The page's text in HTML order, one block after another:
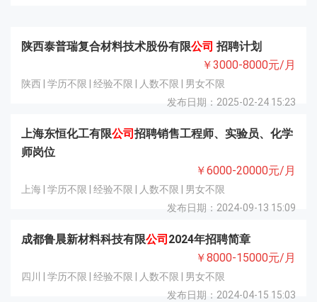
陕西泰普瑞复合材料技术股份有限公司 招聘计划
￥3000-8000元/月
陕西 | 学历不限 | 经验不限 | 人数不限 | 男女不限
发布日期：2025-02-24 15:23
上海东恒化工有限公司招聘销售工程师、实验员、化学
师岗位
￥6000-20000元/月
上海 | 学历不限 | 经验不限 | 人数不限 | 男女不限
发布日期：2024-09-13 15:09
成都鲁晨新材料科技有限公司 2024年招聘简章
￥8000-15000元/月
四川 | 学历不限 | 经验不限 | 人数不限 | 男女不限
发布日期：2024-04-15 15:03